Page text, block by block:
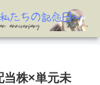
当株×単元未